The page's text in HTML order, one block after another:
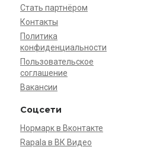
Стать партнёром
Контакты
Политика
конфиденциальности
Пользовательское
соглашение
Вакансии
Соцсети
Нормарк в Вконтакте
Rapala в ВК Видео